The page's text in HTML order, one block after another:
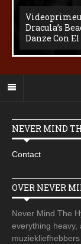
Dracula’s
Danze Con
NEVER MIND
Contact
OVER NEVER
Never Mind The
everything heavy,